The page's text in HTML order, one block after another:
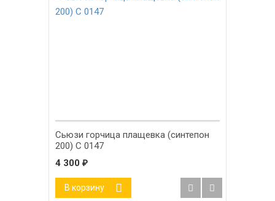
Сьюзи горчица плащевка (синтепон
200) С 0147
4 300 ₽
В корзину